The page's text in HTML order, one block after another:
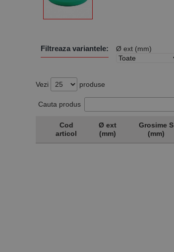
Filtreaza variantele: Ø ext (mm)
Vezi produse
Cauta produs
Cod
articol
Ø ext
(mm)
Grosime S
(mm)